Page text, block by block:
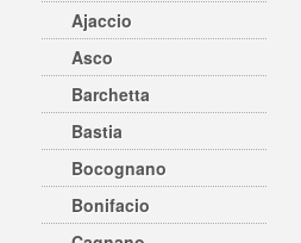
Ajaccio
Asco
Barchetta
Bastia
Bocognano
Bonifacio